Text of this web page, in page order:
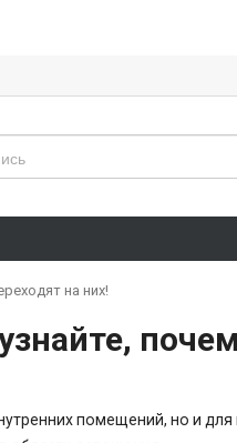
на них!
помещений, но и